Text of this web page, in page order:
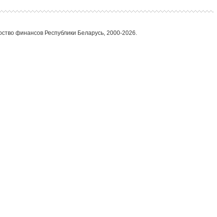
финансов Республики Беларусь, 2000-2026.